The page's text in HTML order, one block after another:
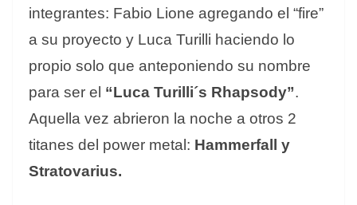
integrantes: Fabio Lione agregando el “fire”
a su proyecto y Luca Turilli haciendo lo
propio solo que anteponiendo su nombre
para ser el “Luca Turilli´s Rhapsody”.
Aquella vez abrieron la noche a otros 2
titanes del power metal: Hammerfall y
Stratovarius.